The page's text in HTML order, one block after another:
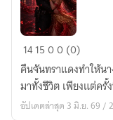
ปีก
รัก
จันทรา
สี
แดง
141500 (0)
คืนจันทราแดงทำให้น
อัปเดตล่าสุด 3 มิ.ย. 69 /